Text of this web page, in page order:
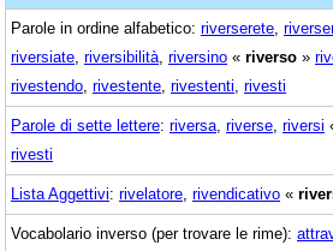
Parole in ordine alfabetico: riverserete
riversiate riversibilità riversino « riverso »
rivestendo rivestente rivestenti rivesti
Parole di sette lettere: riversa riverse riversi
rivesti
Lista Aggettivi: rivelatore rivendicativo «
Vocabolario inverso (per trovare le rime):